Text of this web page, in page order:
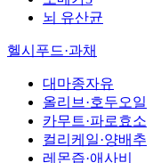
뇌 유산균
헬시푸드·과채
대마종자유
올리브·호두오일
카무트·파로효소
컬리케일·양배추
레몬즙·애사비